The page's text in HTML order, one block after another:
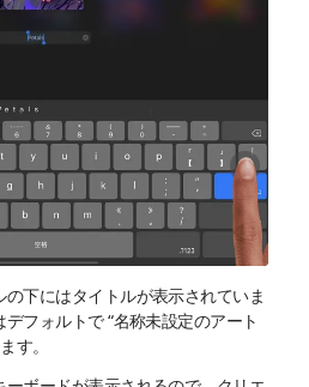
下にはタイトルが表示されていま
フォルトで “名称未設定のアート
す。